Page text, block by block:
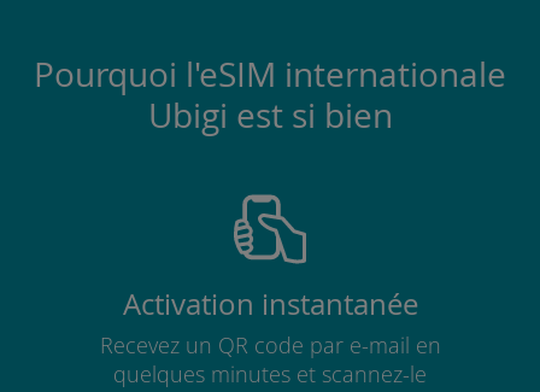
Pourquoi l'eSIM internationale
Ubigi est si bien
Activation instantanée
Recevez un QR code par e-mail en
quelques minutes et scannez-le